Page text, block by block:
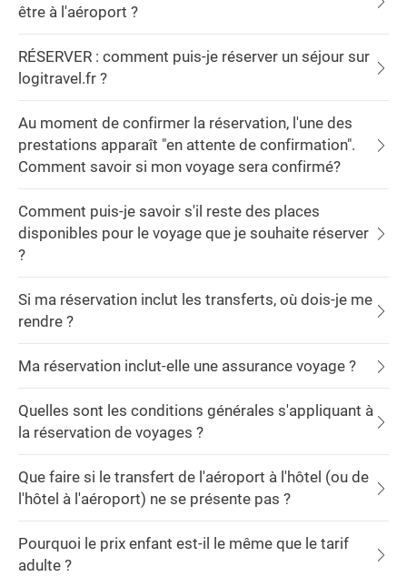
être à l'aéroport ?
RÉSERVER : comment puis-je réserver un séjour sur
logitravel.fr ?
Au moment de confirmer la réservation, l'une des
prestations apparaît "en attente de confirmation".
Comment savoir si mon voyage sera confirmé?
Comment puis-je savoir s'il reste des places
disponibles pour le voyage que je souhaite réserver
?
Si ma réservation inclut les transferts, où dois-je me
rendre ?
Ma réservation inclut-elle une assurance voyage ?
Quelles sont les conditions générales s'appliquant à
la réservation de voyages ?
Que faire si le transfert de l'aéroport à l'hôtel (ou de
l'hôtel à l'aéroport) ne se présente pas ?
Pourquoi le prix enfant est-il le même que le tarif
adulte ?